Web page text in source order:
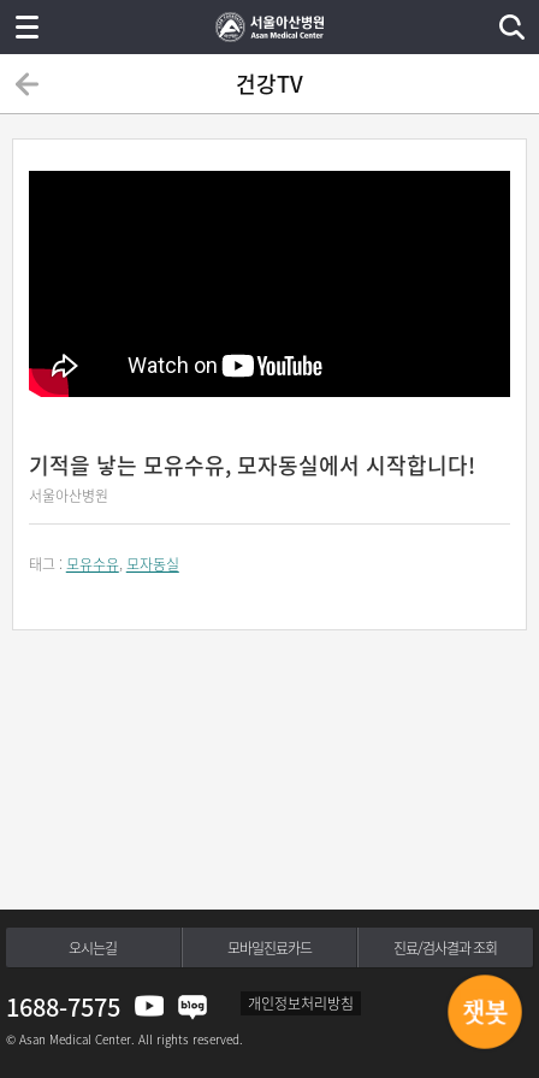
건강TV
기적을 낳는 모유수유, 모자동실에서 시작합니다!
서울아산병원
태그 : 모유수유, 모자동실
오시는길 모바일진료카드 진료/검사결과 조회
1688-7575 개인정보처리방침
© Asan Medical Center. All rights reserved.